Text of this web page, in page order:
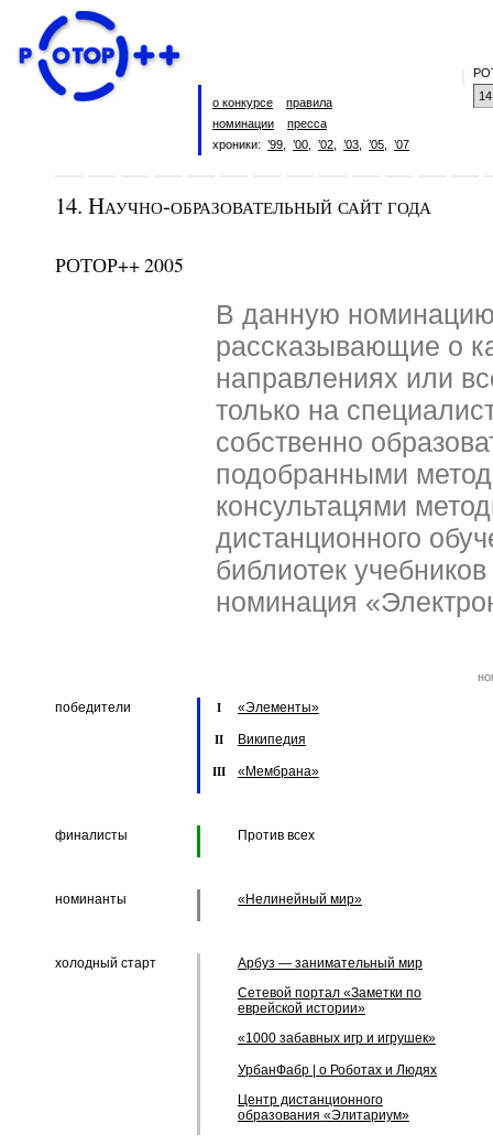
о конкурсе
правила
номинации
пресса
хроники: ’99 ’00 ’02 ’03 ’05 ’07
14. Научно-образовательный сайт года
РОТОР++ 2005
В данную номинацию
рассказывающие о
направлениях или
только на
собственно
подобранными
консультацями
дистанционного
библиотек
номинация
победители I «Элементы»
II Википедия
III «Мембрана»
финалисты Против всех
номинанты «Нелинейный мир»
холодный старт
Арбуз — занимательный мир
Сетевой портал «Заметки по
еврейской истории»
«1000 забавных игр и игрушек»
УрбанФабр | о Роботах и Людях
Центр дистанционного
образования «Элитариум»